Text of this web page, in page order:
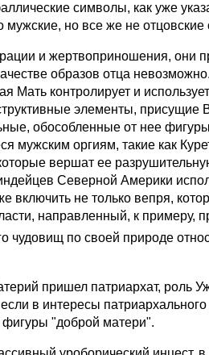
символы, как уже
мужские, но все же не
и жертвоприношения, они
образов отца
контролирует и
элементы, присущие
обособленные от нее
оргиям, такие как
вершат ее
Северной Америки
не только вепря,
направленный, к примеру,
чудовищ по своей природе
пришел патриархат, роль
в интересы патриархального
"доброй матери".